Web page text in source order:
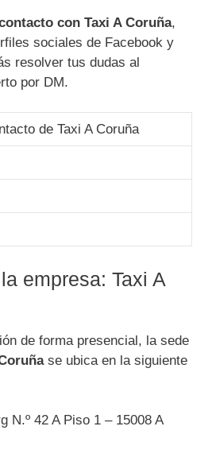
con Taxi A Coruña,
sociales de Facebook y
resolver tus dudas al
por DM.
de Taxi A Coruña
empresa: Taxi A
de forma presencial, la sede
se ubica en la siguiente
N.º 42 A Piso 1 – 15008 A